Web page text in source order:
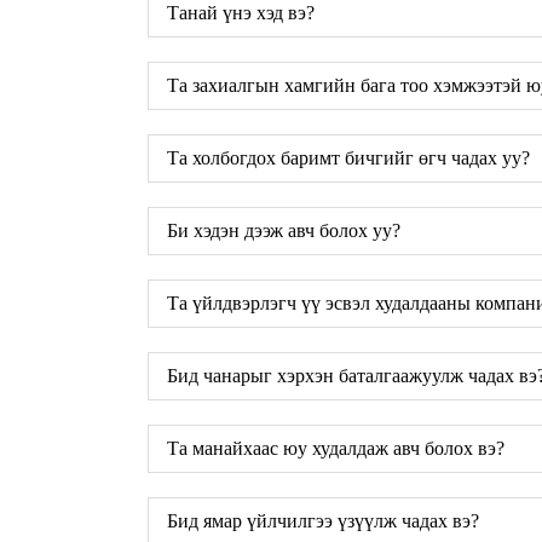
Танай үнэ хэд вэ?
Та захиалгын хамгийн бага тоо хэмжээтэй
Та холбогдох баримт бичгийг өгч чадах уу?
Би хэдэн дээж авч болох уу?
Та үйлдвэрлэгч үү эсвэл худалдааны
Бид чанарыг хэрхэн баталгаажуулж чадах
Та манайхаас юу худалдаж авч болох вэ?
Бид ямар үйлчилгээ үзүүлж чадах вэ?